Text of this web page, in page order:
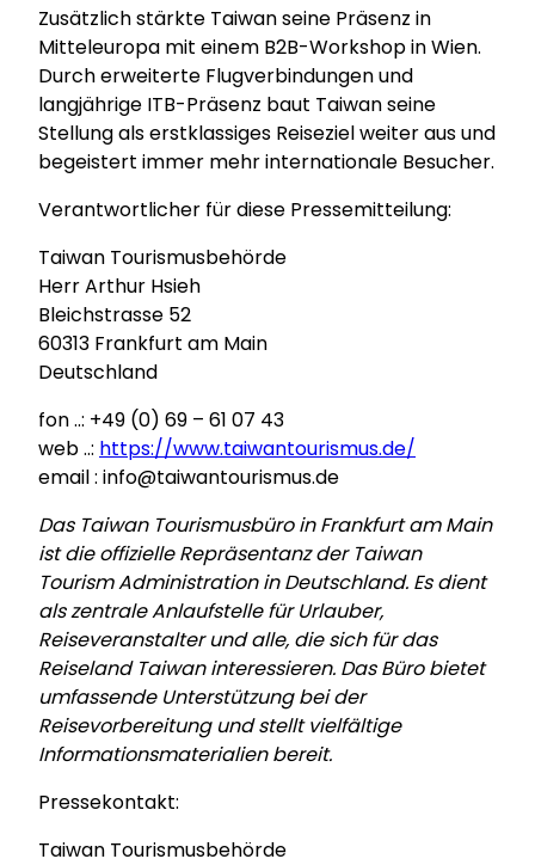
Zusätzlich stärkte Taiwan seine Präsenz in
Mitteleuropa mit einem B2B-Workshop in Wien.
Durch erweiterte Flugverbindungen und
langjährige ITB-Präsenz baut Taiwan seine
Stellung als erstklassiges Reiseziel weiter aus und
begeistert immer mehr internationale Besucher.
Verantwortlicher für diese Pressemitteilung:
Taiwan Tourismusbehörde
Herr Arthur Hsieh
Bleichstrasse 52
60313 Frankfurt am Main
Deutschland
fon ..: +49 (0) 69 – 61 07 43
web ..: https://www.taiwantourismus.de/
email : info@taiwantourismus.de
Das Taiwan Tourismusbüro in Frankfurt am Main
ist die offizielle Repräsentanz der Taiwan
Tourism Administration in Deutschland. Es dient
als zentrale Anlaufstelle für Urlauber,
Reiseveranstalter und alle, die sich für das
Reiseland Taiwan interessieren. Das Büro bietet
umfassende Unterstützung bei der
Reisevorbereitung und stellt vielfältige
Informationsmaterialien bereit.
Pressekontakt:
Taiwan Tourismusbehörde